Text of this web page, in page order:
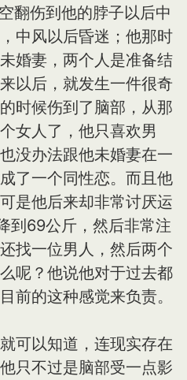
翻伤到他的脖子以后中
中风以后昏迷；他那时
婚妻，两个人是准备结
以后，就发生一件很奇
时候伤到了脑部，从那
女人了，他只喜欢男
没办法跟他未婚妻在一
了一个同性恋。而且他
是他后来却非常讨厌运
到69公斤，然后非常注
找一位男人，然后两个
呢？他说他对于过去都
前的这种感觉来负责。
以知道，连现实存在
只不过是脑部受一点影